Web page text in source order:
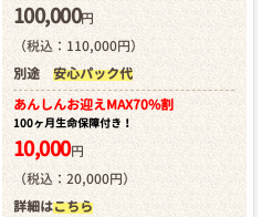
100,000円
（税込：110,000円）
別途 安心パック代
あんしんお迎えMAX70%割
100ヶ月生命保障付き！
10,000円
（税込：20,000円）
詳細はこちら